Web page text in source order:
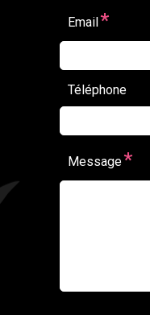
Email*
Téléphone
Message*